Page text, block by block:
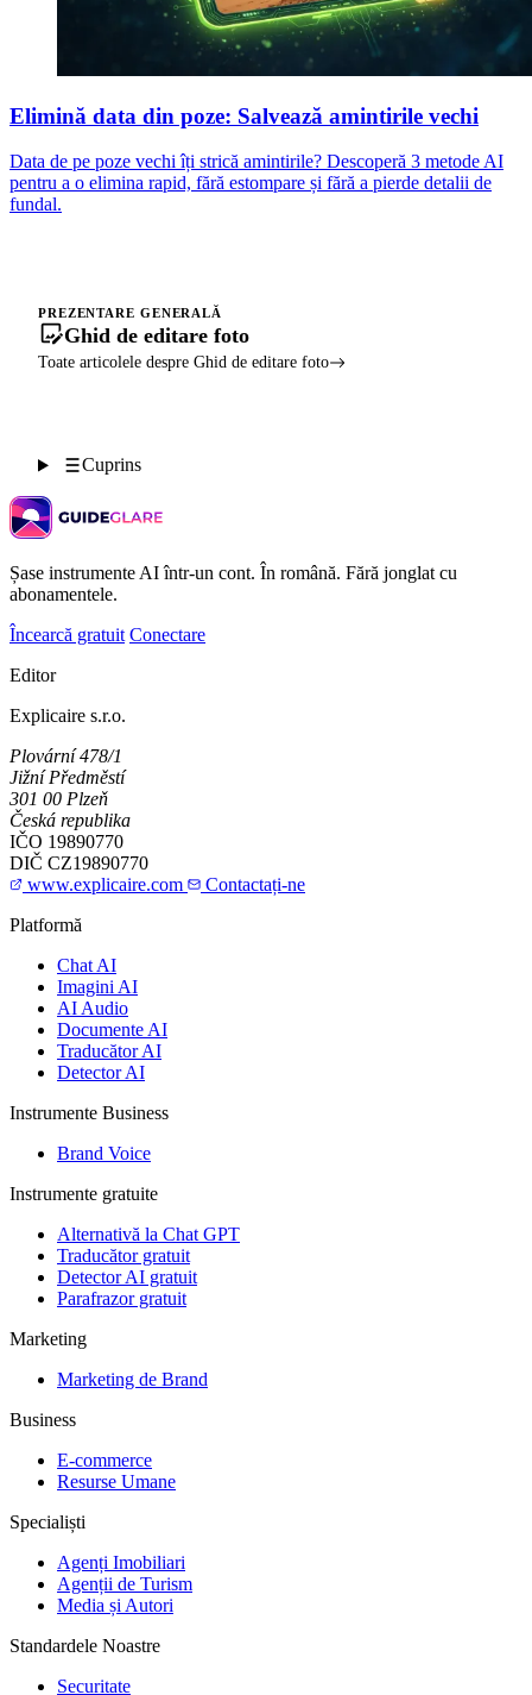
Elimină data din poze: Salvează amintirile vechi
Data de pe poze vechi îți strică amintirile? Descoperă 3 metode AI
pentru a o elimina rapid, fără estompare și fără a pierde detalii de
fundal.
PREZENTARE GENERALĂ
Ghid de editare foto
Toate articolele despre Ghid de editare foto
Cuprins
Șase instrumente AI într-un cont. În română. Fără jonglat cu
abonamentele.
Încearcă gratuit Conectare
Editor
Explicaire s.r.o.
Plovární 478/1
Jižní Předměstí
301 00 Plzeň
Česká republika
IČO 19890770
DIČ CZ19890770
www.explicaire.com
Contactați-ne
Platformă
Chat AI
Imagini AI
AI Audio
Documente AI
Traducător AI
Detector AI
Instrumente Business
Brand Voice
Instrumente gratuite
Alternativă la Chat GPT
Traducător gratuit
Detector AI gratuit
Parafrazor gratuit
Marketing
Marketing de Brand
Business
E-commerce
Resurse Umane
Specialiști
Agenți Imobiliari
Agenții de Turism
Media și Autori
Standardele Noastre
Securitate